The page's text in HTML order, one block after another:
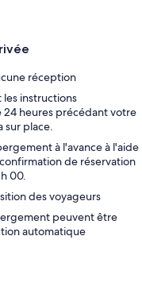
réception
les instructions
24 heures précédant votre
sur place.
à l'avance à l'aide
de réservation
00.
des voyageurs
peuvent être
automatique